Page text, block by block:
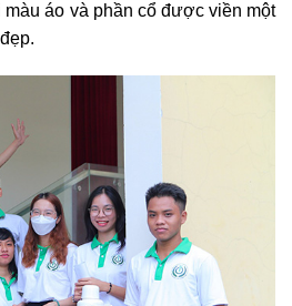
màu áo và phần cổ được viền một